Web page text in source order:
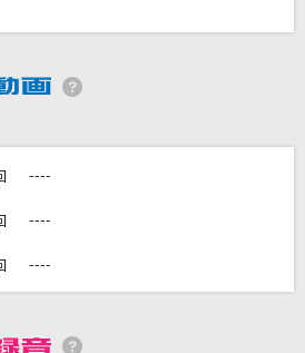
最新情報をチェック！
----
----
----